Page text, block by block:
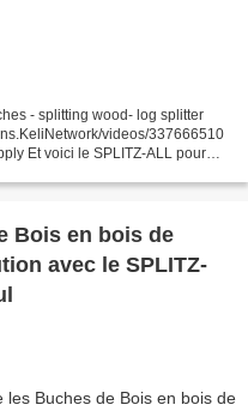
- splitting wood- log splitter
videos/337666510
Et voici le SPLITZ-ALL pour
Bois en bois de
avec le SPLITZ-